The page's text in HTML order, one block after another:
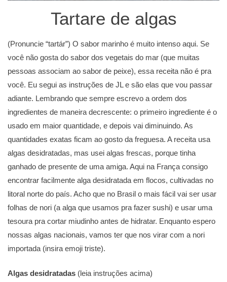
Tartare de algas
(Pronuncie “tartár”) O sabor marinho é muito intenso aqui. Se
você não gosta do sabor dos vegetais do mar (que muitas
pessoas associam ao sabor de peixe), essa receita não é pra
você. Eu segui as instruções de JL e são elas que vou passar
adiante. Lembrando que sempre escrevo a ordem dos
ingredientes de maneira decrescente: o primeiro ingrediente é o
usado em maior quantidade, e depois vai diminuindo. As
quantidades exatas ficam ao gosto da freguesa. A receita usa
algas desidratadas, mas usei algas frescas, porque tinha
ganhado de presente de uma amiga. Aqui na França consigo
encontrar facilmente alga desidratada em flocos, cultivadas no
litoral norte do país. Acho que no Brasil o mais fácil vai ser usar
folhas de nori (a alga que usamos pra fazer sushi) e usar uma
tesoura pra cortar miudinho antes de hidratar. Enquanto espero
nossas algas nacionais, vamos ter que nos virar com a nori
importada (insira emoji triste).
Algas desidratadas (leia instruções acima)